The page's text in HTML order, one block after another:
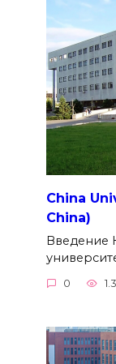
China
China)
Введение
0